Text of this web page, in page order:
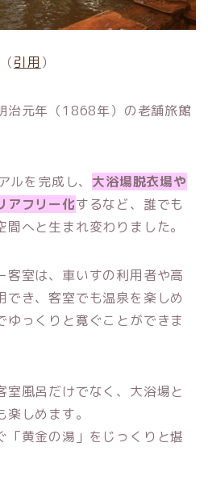
（引用 ）
治元年（1868年）の老舗旅館
を完成し、 大浴場脱衣場や
アフリー化するなど、誰でも
へと生まれ変わりました。
客室は、車いすの利用者や高
でき、客室でも温泉を楽しめ
ゆっくりと寛ぐことができま
室風呂だけでなく、大浴場と
しめます。
「黄金の湯」をじっくりと堪